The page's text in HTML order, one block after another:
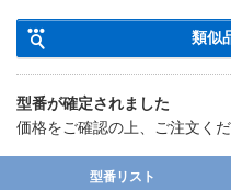
類似
型番が確定されました
価格をご確認の上、ご注文く
型番リスト